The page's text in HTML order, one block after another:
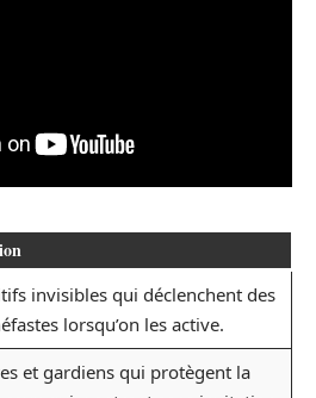
invisibles qui déclenchent des
lorsqu’on les active.
et gardiens qui protègent la